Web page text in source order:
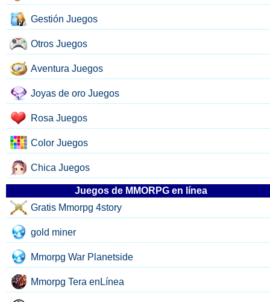
Gestión Juegos
Otros Juegos
Aventura Juegos
Joyas de oro Juegos
Rosa Juegos
Color Juegos
Chica Juegos
Juegos de MMORPG en línea
Gratis Mmorpg 4story
gold miner
Mmorpg War Planetside
Mmorpg Tera enLínea